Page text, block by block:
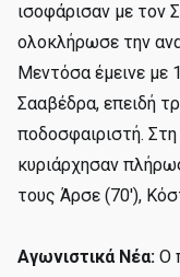
ισοφάρισαν με τον
ολοκλήρωσε την
Μεντόσα έμεινε με
Σααβέδρα, επειδή
ποδοσφαιριστή. Στη
κυριάρχησαν
τους Άρσε (70'),
Αγωνιστικά Νέα: Ο